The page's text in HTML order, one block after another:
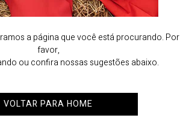
a página que você está procurando. Por
favor,
ou confira nossas sugestões abaixo.
VOLTAR PARA HOME